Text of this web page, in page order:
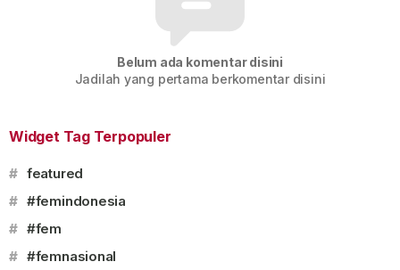
Belum ada komentar disini
Jadilah yang pertama berkomentar disini
Widget Tag Terpopuler
# featured
# #femindonesia
# #fem
# #femnasional